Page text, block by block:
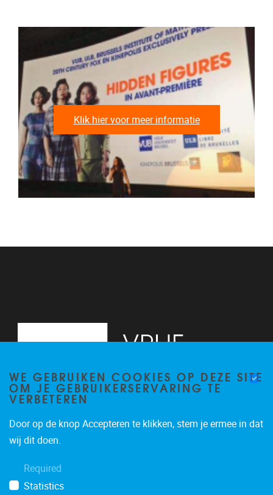
Klik hier voor meer informatie
WE GEBRUIKEN COOKIES OP DEZE SITE
OM JE GEBRUIKERSERVARING TE
VERBETEREN
Door op de knop Accepteren te klikken, stem je ermee in dat
wij dit doen.
Required
Statistics